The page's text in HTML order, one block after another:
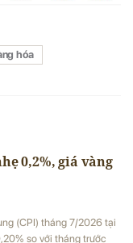
hóa
0,2%, giá vàng
(CPI) tháng 7/2026 tại
so với tháng trước